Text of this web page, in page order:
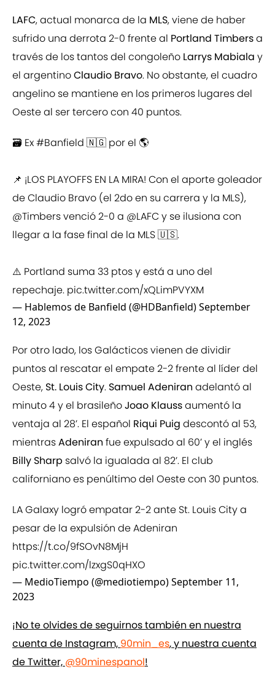
LAFC, actual monarca de la MLS, viene de haber
sufrido una derrota 2-0 frente al Portland Timbersa
través de los tantos del congoleño Larrys Mabiala y
el argentinoClaudio Bravo. No obstante, el cuadro
angelino se mantiene en los primeros lugares del
Oeste al ser tercero con 40 puntos.
🗃️ Ex#Banfield 🇳🇬 por el 🌎
📌 ¡LOS PLAYOFFS EN LA MIRA! Con el aporte goleador
de Claudio Bravo (el 2do en su carrera y la MLS),
@Timbers venció 2-0 a @LAFCy se ilusiona con
llegar a la fase final de la MLS 🇺🇸.
⚠️ Portland suma 33 ptos y está a uno del
repechaje. pic.twitter.com/xQLimPVYXM
— Hablemos de Banfield (@HDBanfield)September
12, 2023
Por otro lado, los Galácticos vienen de dividir
puntos al rescatar el empate 2-2 frente al líder del
Oeste, St. Louis City. Samuel Adeniran adelantó al
minuto 4 y el brasileñoJoao Klaussaumentó la
ventaja al 28’. El español Riqui Puig descontó al 53,
mientrasAdeniran fue expulsado al 60’ y el inglés
Billy Sharp salvó la igualada al 82’. El club
californiano es penúltimo del Oeste con 30 puntos.
LA Galaxy logró empatar 2-2 ante St. Louis City a
pesar de la expulsión de Adeniran
https://t.co/9fSOvN8MjH
pic.twitter.com/lzxgS0qHXO
— MedioTiempo (@mediotiempo)September 11,
2023
¡No te olvides de seguirnos también en nuestra
cuenta de Instagram, 90min_es, y nuestra cuenta
de Twitter, @90minespanol!